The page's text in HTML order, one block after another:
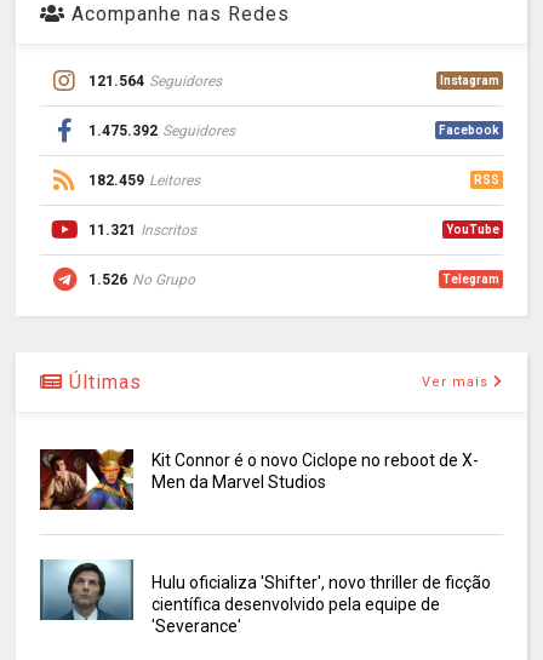
Acompanhe nas Redes
121.564 Seguidores Instagram
1.475.392 Seguidores Facebook
182.459 Leitores RSS
11.321 Inscritos YouTube
1.526 No Grupo Telegram
Últimas Ver mais
Kit Connor é o novo Ciclope no reboot de X-
Men da Marvel Studios
Hulu oficializa 'Shifter', novo thriller de ficção
científica desenvolvido pela equipe de
'Severance'